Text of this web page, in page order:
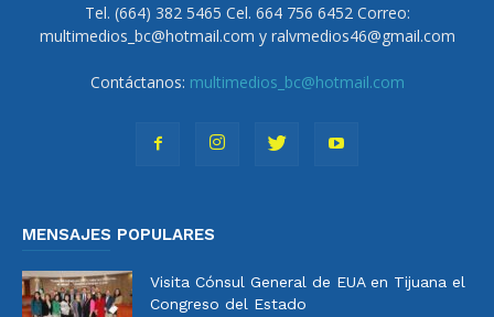
Tel. (664) 382 5465 Cel. 664 756 6452 Correo:
multimedios_bc@hotmail.com y ralvmedios46@gmail.com
Contáctanos: multimedios_bc@hotmail.com
MENSAJES POPULARES
Visita Cónsul General de EUA en Tijuana el
Congreso del Estado